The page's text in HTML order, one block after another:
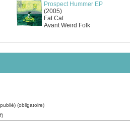
Prospect Hummer EP
(2005)
Fat Cat
Avant Weird Folk
(obligatoire)